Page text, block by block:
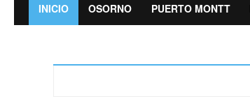
INICIO OSORNO PUERTO MONTT